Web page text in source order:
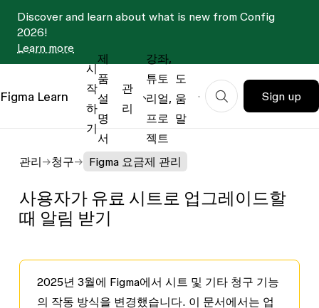
Discover and learn about what is new from Config
2026!
Learn more
Figma Learn
시
작
하
기
제
품
설
명
서
관
리
강좌,
튜토
리얼,
프로
젝트
도
움
말
Sign up
관리 청구 Figma 요금제 관리
사용자가 유료 시트로 업그레이드할
때 알림 받기
2025년 3월에 Figma에서 시트 및 기타 청구 기능
의 작동 방식을 변경했습니다. 이 문서에서는 업